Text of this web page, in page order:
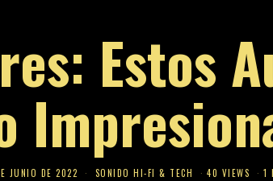
Estos
JUNIO DE 2022 SONIDO HI-FI & TECH 40 VIEWS 1